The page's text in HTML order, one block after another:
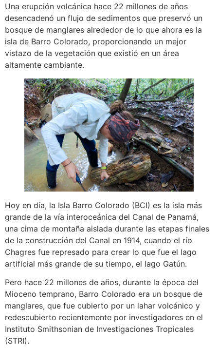
Una erupción volcánica hace 22 millones de años
desencadenó un flujo de sedimentos que preservó un
bosque de manglares alrededor de lo que ahora es la
isla de Barro Colorado, proporcionando un mejor
vistazo de la vegetación que existió en un área
altamente cambiante.
Hoy en día, la Isla Barro Colorado (BCI) es la isla más
grande de la vía interoceánica del Canal de Panamá,
una cima de montaña aislada durante las etapas finales
de la construcción del Canal en 1914, cuando el río
Chagres fue represado para crear lo que fue el lago
artificial más grande de su tiempo, el lago Gatún.
Pero hace 22 millones de años, durante la época del
Mioceno temprano, Barro Colorado era un bosque de
manglares, que fue cubierto por un lahar volcánico y
redescubierto recientemente por investigadores en el
Instituto Smithsonian de Investigaciones Tropicales
(STRI).